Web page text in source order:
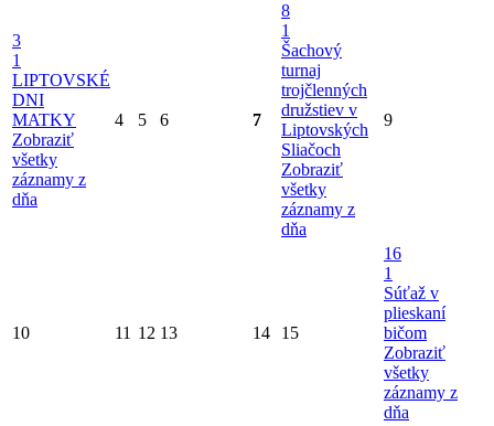
3
1
LIPTOVSKÉ
DNI
MATKY
Zobraziť
všetky
záznamy z
dňa
4 5 6 7
8
1
Šachový
turnaj
trojčlenných
družstiev v
Liptovských
Sliačoch
Zobraziť
všetky
záznamy z
dňa
9
10 11 12 13 14 15
16
1
Súťaž v
plieskaní
bičom
Zobraziť
všetky
záznamy z
dňa